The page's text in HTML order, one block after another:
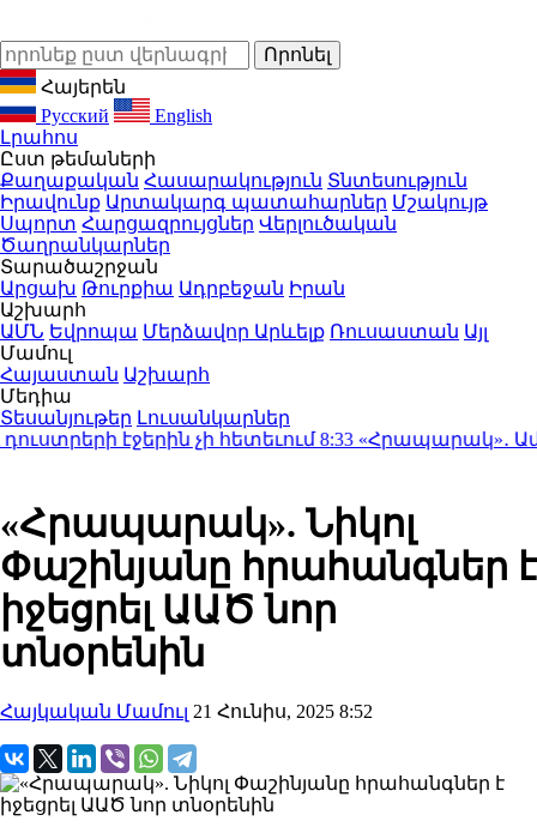
Հայերեն
Русский
English
Լրահոս
Ըստ թեմաների
Քաղաքական Հասարակություն Տնտեսություն
Իրավունք Արտակարգ պատահարներ Մշակույթ
Սպորտ Հարցազրույցներ Վերլուծական
Ծաղրանկարներ
Տարածաշրջան
Արցախ Թուրքիա Ադրբեջան Իրան
Աշխարհ
ԱՄՆ Եվրոպա Մերձավոր Արևելք Ռուսաստան Այլ
Մամուլ
Հայաստան Աշխարհ
Մեդիա
Տեսանյութեր Լուսանկարներ
էջերին չի հետեւում8:33«Հրապարակ»․ Ամեն
«Հրապարակ». Նիկոլ
Փաշինյանը հրահանգներ է
իջեցրել ԱԱԾ նոր
տնօրենին
Հայկական Մամուլ 21 Հունիս, 2025 8:52